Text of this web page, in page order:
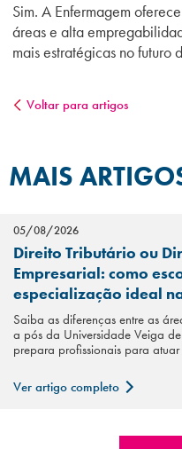
Sim. A Enfermagem
áreas e alta
mais estratégicas no futuro
Voltar para artigos
MAIS
05/08/2026
Direito Tributário ou
Empresarial: como
especialização ideal
Saiba as diferenças entre as
a pós da Universidade Veiga
prepara profissionais para atuar
Ver artigo completo